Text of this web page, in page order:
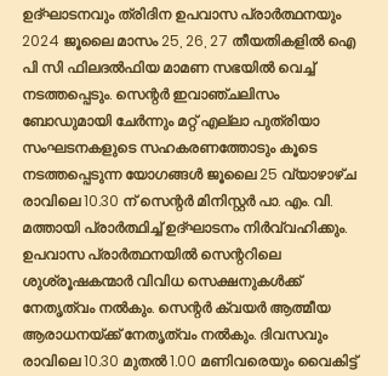
ഉദ്ഘാടനവും ത്രിദിന ഉപവാസ പ്രാർത്ഥനയും
2024 ജൂലൈ മാസം 25, 26, 27 തീയതികളിൽ ഐ
പി സി ഫിലദൽഫിയ മാമണ സഭയിൽ വെച്ച്
നടത്തപ്പെടും. സെന്റർ ഇവാഞ്ചലിസം
ബോഡുമായി ചേർന്നും മറ്റ് എല്ലാ പുത്രിയാ
സംഘടനകളുടെ സഹകരണത്തോടും കൂടെ
നടത്തപ്പെടുന്ന യോഗങ്ങൾ ജൂലൈ 25 വ്യാഴാഴ്ച
രാവിലെ 10.30 ന് സെന്റർ മിനിസ്റ്റർ പാ. എം. വി.
മത്തായി പ്രാർത്ഥിച്ച് ഉദ്ഘാടനം നിർവ്വഹിക്കും.
ഉപവാസ പ്രാർത്ഥനയിൽ സെന്ററിലെ
ശുശ്രൂഷകന്മാർ വിവിധ സെക്ഷനുകൾക്ക്
നേതൃത്വം നൽകും. സെന്റർ ക്വയർ ആത്മീയ
ആരാധനയ്ക്ക് നേതൃത്വം നൽകും. ദിവസവും
രാവിലെ 10.30 മുതൽ 1.00 മണിവരെയും വൈകിട്ട്